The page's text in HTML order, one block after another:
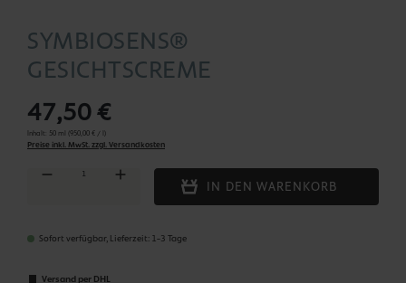
SYMBIOSENS®
GESICHTSCREME
47,50 €
Inhalt: 50 ml (950,00 € / l)
Preise inkl. MwSt. zzgl. Versandkosten
Sofort verfügbar, Lieferzeit: 1-3 Tage
Produkt Anzahl: Gib den gewünschten Wert ein oder benutze die Schaltflächen um die
IN DEN WARENKORB
Versand per DHL